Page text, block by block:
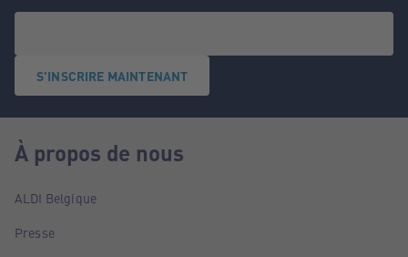
S'INSCRIRE MAINTENANT
À propos de nous
ALDI Belgique
Presse